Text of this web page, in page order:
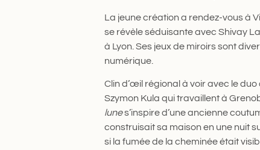
La jeune création a rendez-vous à
se révèle séduisante avec Shivay
à Lyon. Ses jeux de miroirs sont
numérique.
Clin d’œil régional à voir avec le
Szymon Kula qui travaillent à
lunes’inspire d’une ancienne
construisait sa maison en une nuit
si la fumée de la cheminée était